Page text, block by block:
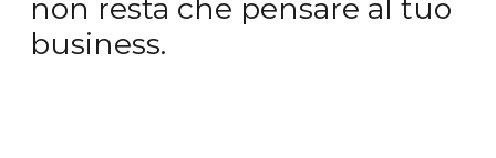
non resta che pensare al tuo
business.